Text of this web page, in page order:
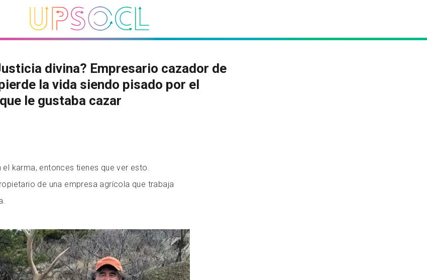
divina? Empresario cazador de
la vida siendo pisado por el
le gustaba cazar
karma, entonces tienes que ver esto.
de una empresa agrícola que trabaja